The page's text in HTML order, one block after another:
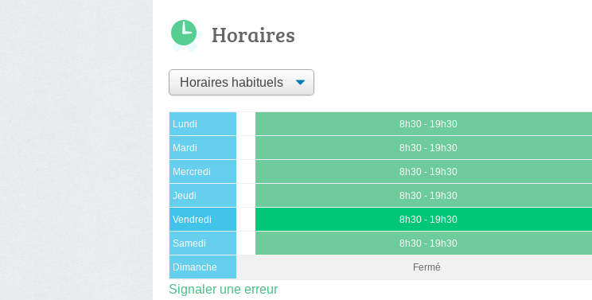
Horaires
Lundi 8h30 - 19h30
Mardi 8h30 - 19h30
Mercredi 8h30 - 19h30
Jeudi 8h30 - 19h30
Vendredi 8h30 - 19h30
Samedi 8h30 - 19h30
Dimanche Fermé
Signaler une erreur